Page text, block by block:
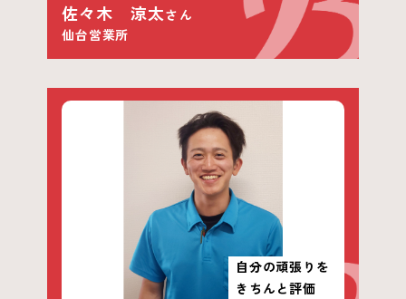
佐々木 涼太さん
仙台営業所
自分の頑張りを
きちんと評価